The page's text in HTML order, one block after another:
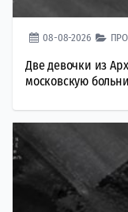
08-08-2026
Две девочки из
московскую